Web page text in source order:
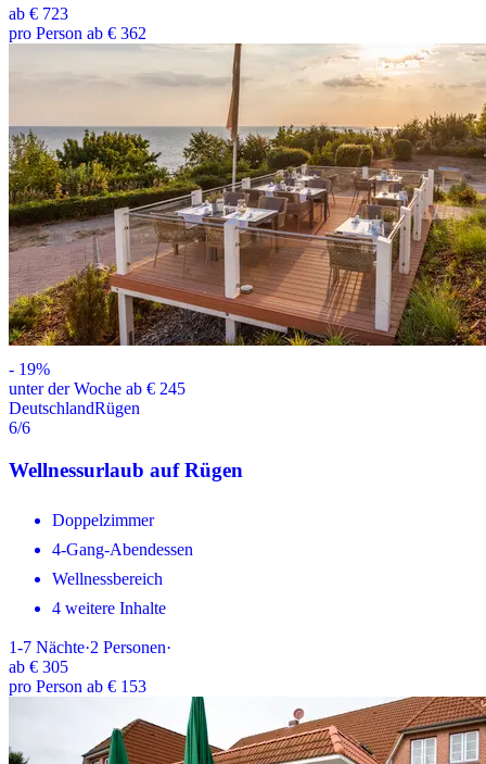
ab € 723
pro Person ab € 362
- 19%
unter der Woche ab € 245
DeutschlandRügen
6/6
Wellnessurlaub auf Rügen
Doppelzimmer
4-Gang-Abendessen
Wellnessbereich
4 weitere Inhalte
1-7 Nächte·2 Personen·
ab € 305
pro Person ab € 153